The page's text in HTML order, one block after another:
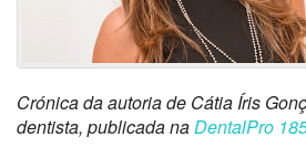
Crónica da autoria de Cátia Íris
dentista, publicada na DentalPro